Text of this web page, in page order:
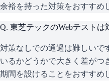
余裕を持った対策をおすすめ
Q. 東芝テックのWebテストは
対策なしでの通過は難しいで
いるかどうかで大きく差がつ
期間を設けることをおすすめ